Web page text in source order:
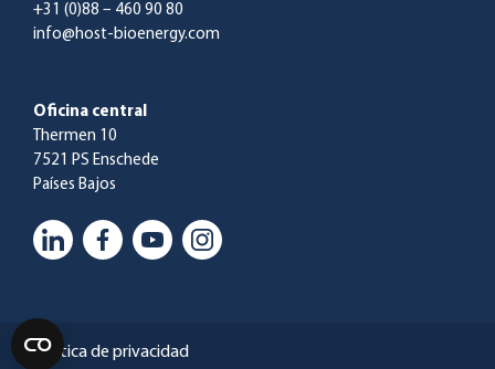
+31 (0)88 – 460 90 80
info@host-bioenergy.com
Oficina central
Thermen 10
7521 PS Enschede
Países Bajos
Política de privacidad